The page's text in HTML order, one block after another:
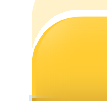
Launchpool
Staking flexível para